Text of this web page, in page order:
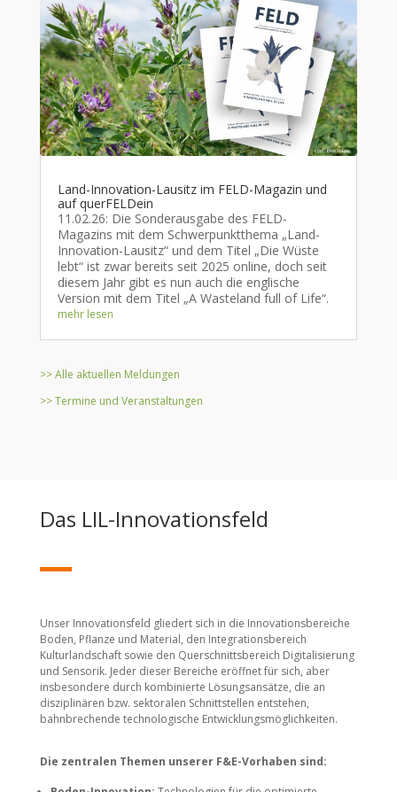
Land-Innovation-Lausitz im FELD-Magazin und
auf querFELDein
11.02.26: Die Sonderausgabe des FELD-
Magazins mit dem Schwerpunktthema „Land-
Innovation-Lausitz“ und dem Titel „Die Wüste
lebt“ ist zwar bereits seit 2025 online, doch seit
diesem Jahr gibt es nun auch die englische
Version mit dem Titel „A Wasteland full of Life“.
mehr lesen
>> Alle aktuellen Meldungen
>> Termine und Veranstaltungen
Das LIL-Innovationsfeld
Unser Innovationsfeld gliedert sich in die Innovationsbereiche
Boden, Pflanze und Material, den Integrationsbereich
Kulturlandschaft sowie den Querschnittsbereich Digitalisierung
und Sensorik. Jeder dieser Bereiche eröffnet für sich, aber
insbesondere durch kombinierte Lösungsansätze, die an
disziplinären bzw. sektoralen Schnittstellen entstehen,
bahnbrechende technologische Entwicklungsmöglichkeiten.
Die zentralen Themen unserer F&E-Vorhaben sind: